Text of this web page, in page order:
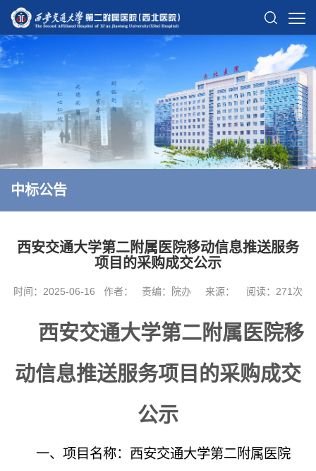
中标公告
西安交通大学第二附属医院移动信息推送服务
项目的采购成交公示
时间：2025-06-16 作者： 责编：院办 来源： 阅读： 271 次
西安交通大学第二附属医院移
动信息推送服务项目的采购成交
公示
一、 项目名称：西安交通大学第二附属医院